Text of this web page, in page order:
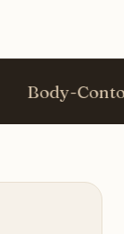
Body-